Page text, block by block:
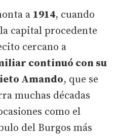
a 1914, cuando
capital procedente
cercano a
continuó con su
Amando, que se
muchas décadas
como el
del Burgos más